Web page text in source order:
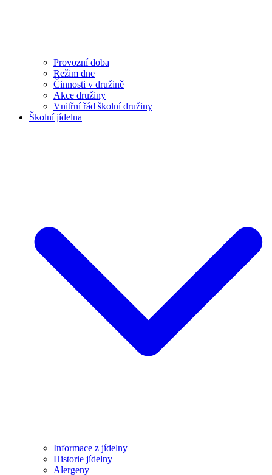
Provozní doba
Režim dne
Činnosti v družině
Akce družiny
Vnitřní řád školní družiny
Školní jídelna
Informace z jídelny
Historie jídelny
Alergeny